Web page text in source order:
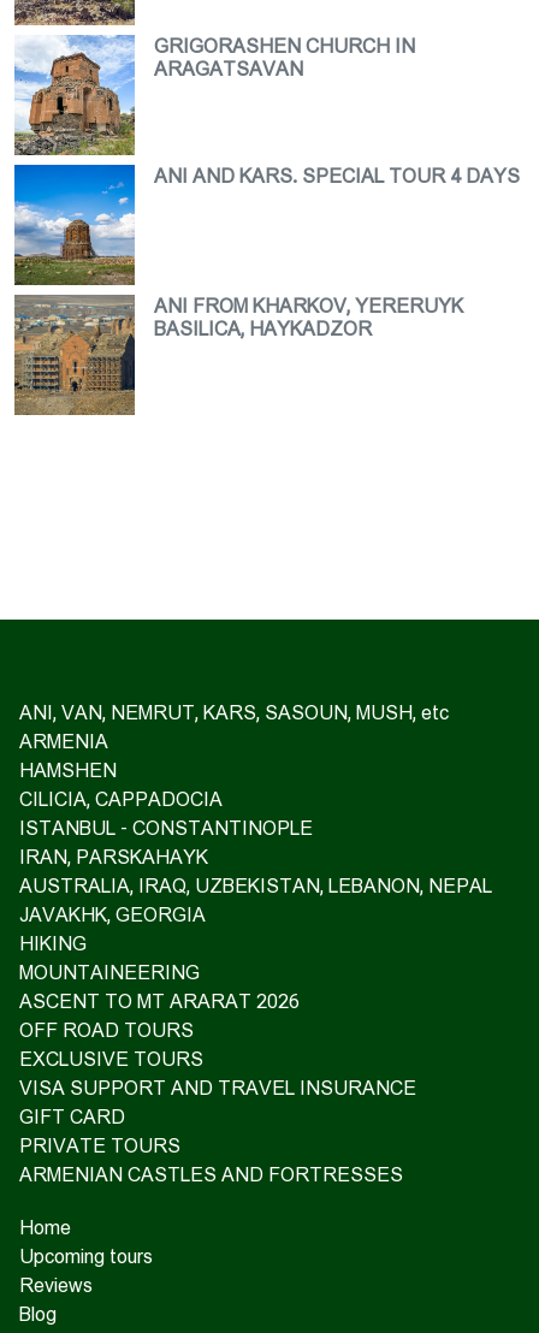
GRIGORASHEN CHURCH IN
ARAGATSAVAN
ANI AND KARS. SPECIAL TOUR 4 DAYS
ANI FROM KHARKOV, YERERUYK
BASILICA, HAYKADZOR
ANI, VAN, NEMRUT, KARS, SASOUN, MUSH, etc
ARMENIA
HAMSHEN
CILICIA, CAPPADOCIA
ISTANBUL - CONSTANTINOPLE
IRAN, PARSKAHAYK
AUSTRALIA, IRAQ, UZBEKISTAN, LEBANON, NEPAL
JAVAKHK, GEORGIA
HIKING
MOUNTAINEERING
ASCENT TO MT ARARAT 2026
OFF ROAD TOURS
EXCLUSIVE TOURS
VISA SUPPORT AND TRAVEL INSURANCE
GIFT CARD
PRIVATE TOURS
ARMENIAN CASTLES AND FORTRESSES
Home
Upcoming tours
Reviews
Blog